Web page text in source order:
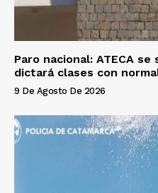
Paro nacional: ATECA se
dictará clases con
9 De Agosto De 2026